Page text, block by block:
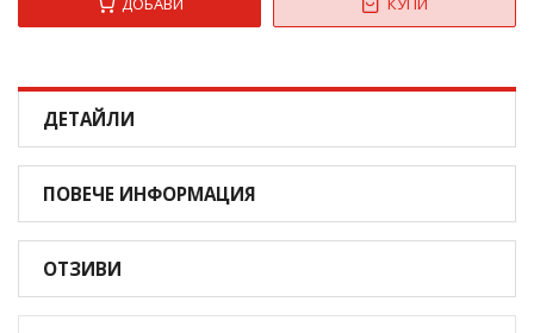
ДЕТАЙЛИ
ПОВЕЧЕ ИНФОРМАЦИЯ
ОТЗИВИ